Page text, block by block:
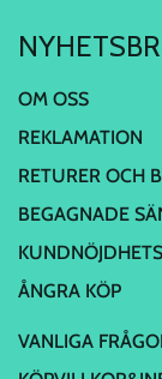
OM OSS
REKLAMATION
RETURER OCH
BEGAGNADE
ÅNGRA KÖP
VANLIGA